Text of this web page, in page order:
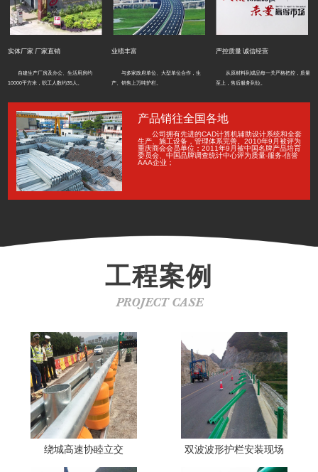
实体厂家 厂家直销
自建生产厂房及办公、生活用房约
10000平方米，职工人数约35人。
业绩丰富
与多家政府单位、大型单位合作，生
产、销售上万吨护栏。
严控质量 诚信经营
从原材料到成品每一关严格把控，质量
至上，售后服务到位。
产品销往全国各地
公司拥有先进的CAD计算机辅助设计系统和全套
生产、施工设备，管理体系完善。2010年9月被评为
重庆商会会员单位；2011年9月被中国名牌产品培育
委员会、中国品牌调查统计中心评为质量-服务-信誉
AAA企业；
工程案例
PROJECT CASE
绕城高速协睦立交 双波波形护栏安装现场